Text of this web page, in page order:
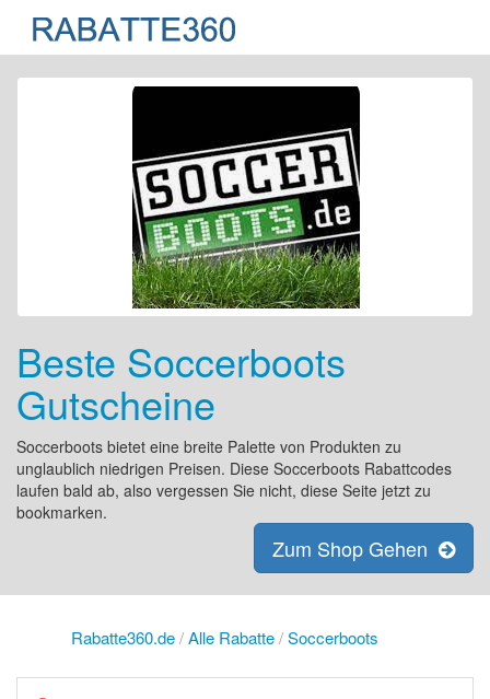
Beste Soccerboots
Gutscheine
Soccerboots bietet eine breite Palette von Produkten zu
unglaublich niedrigen Preisen. Diese Soccerboots Rabattcodes
laufen bald ab, also vergessen Sie nicht, diese Seite jetzt zu
bookmarken.
Zum Shop Gehen
Rabatte360.de/Alle Rabatte/Soccerboots